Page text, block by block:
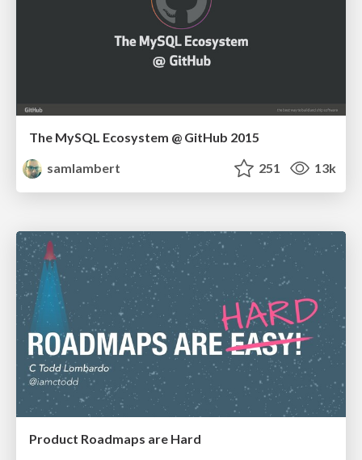
The MySQL Ecosystem @ GitHub 2015
samlambert
251 13k
Product Roadmaps are Hard